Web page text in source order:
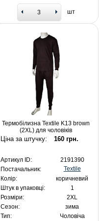
шт
Термобілизна Textile K13 brown
(2XL) для чоловіків
Ціна за штучку: 160 грн.
Артикул ID:
2191390
Постачальник:
Textile
Колір:
коричневий
Штук в упаковці:
1
Розміри:
2XL
Сезон:
зима
Тип:
Чоловіча